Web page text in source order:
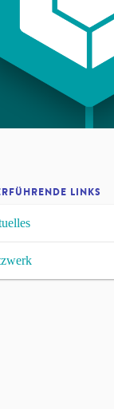
LINKS